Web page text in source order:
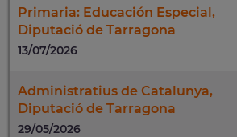
Primaria: Educación Especial,
Diputació de Tarragona
13/07/2026
Administratius de Catalunya,
Diputació de Tarragona
29/05/2026